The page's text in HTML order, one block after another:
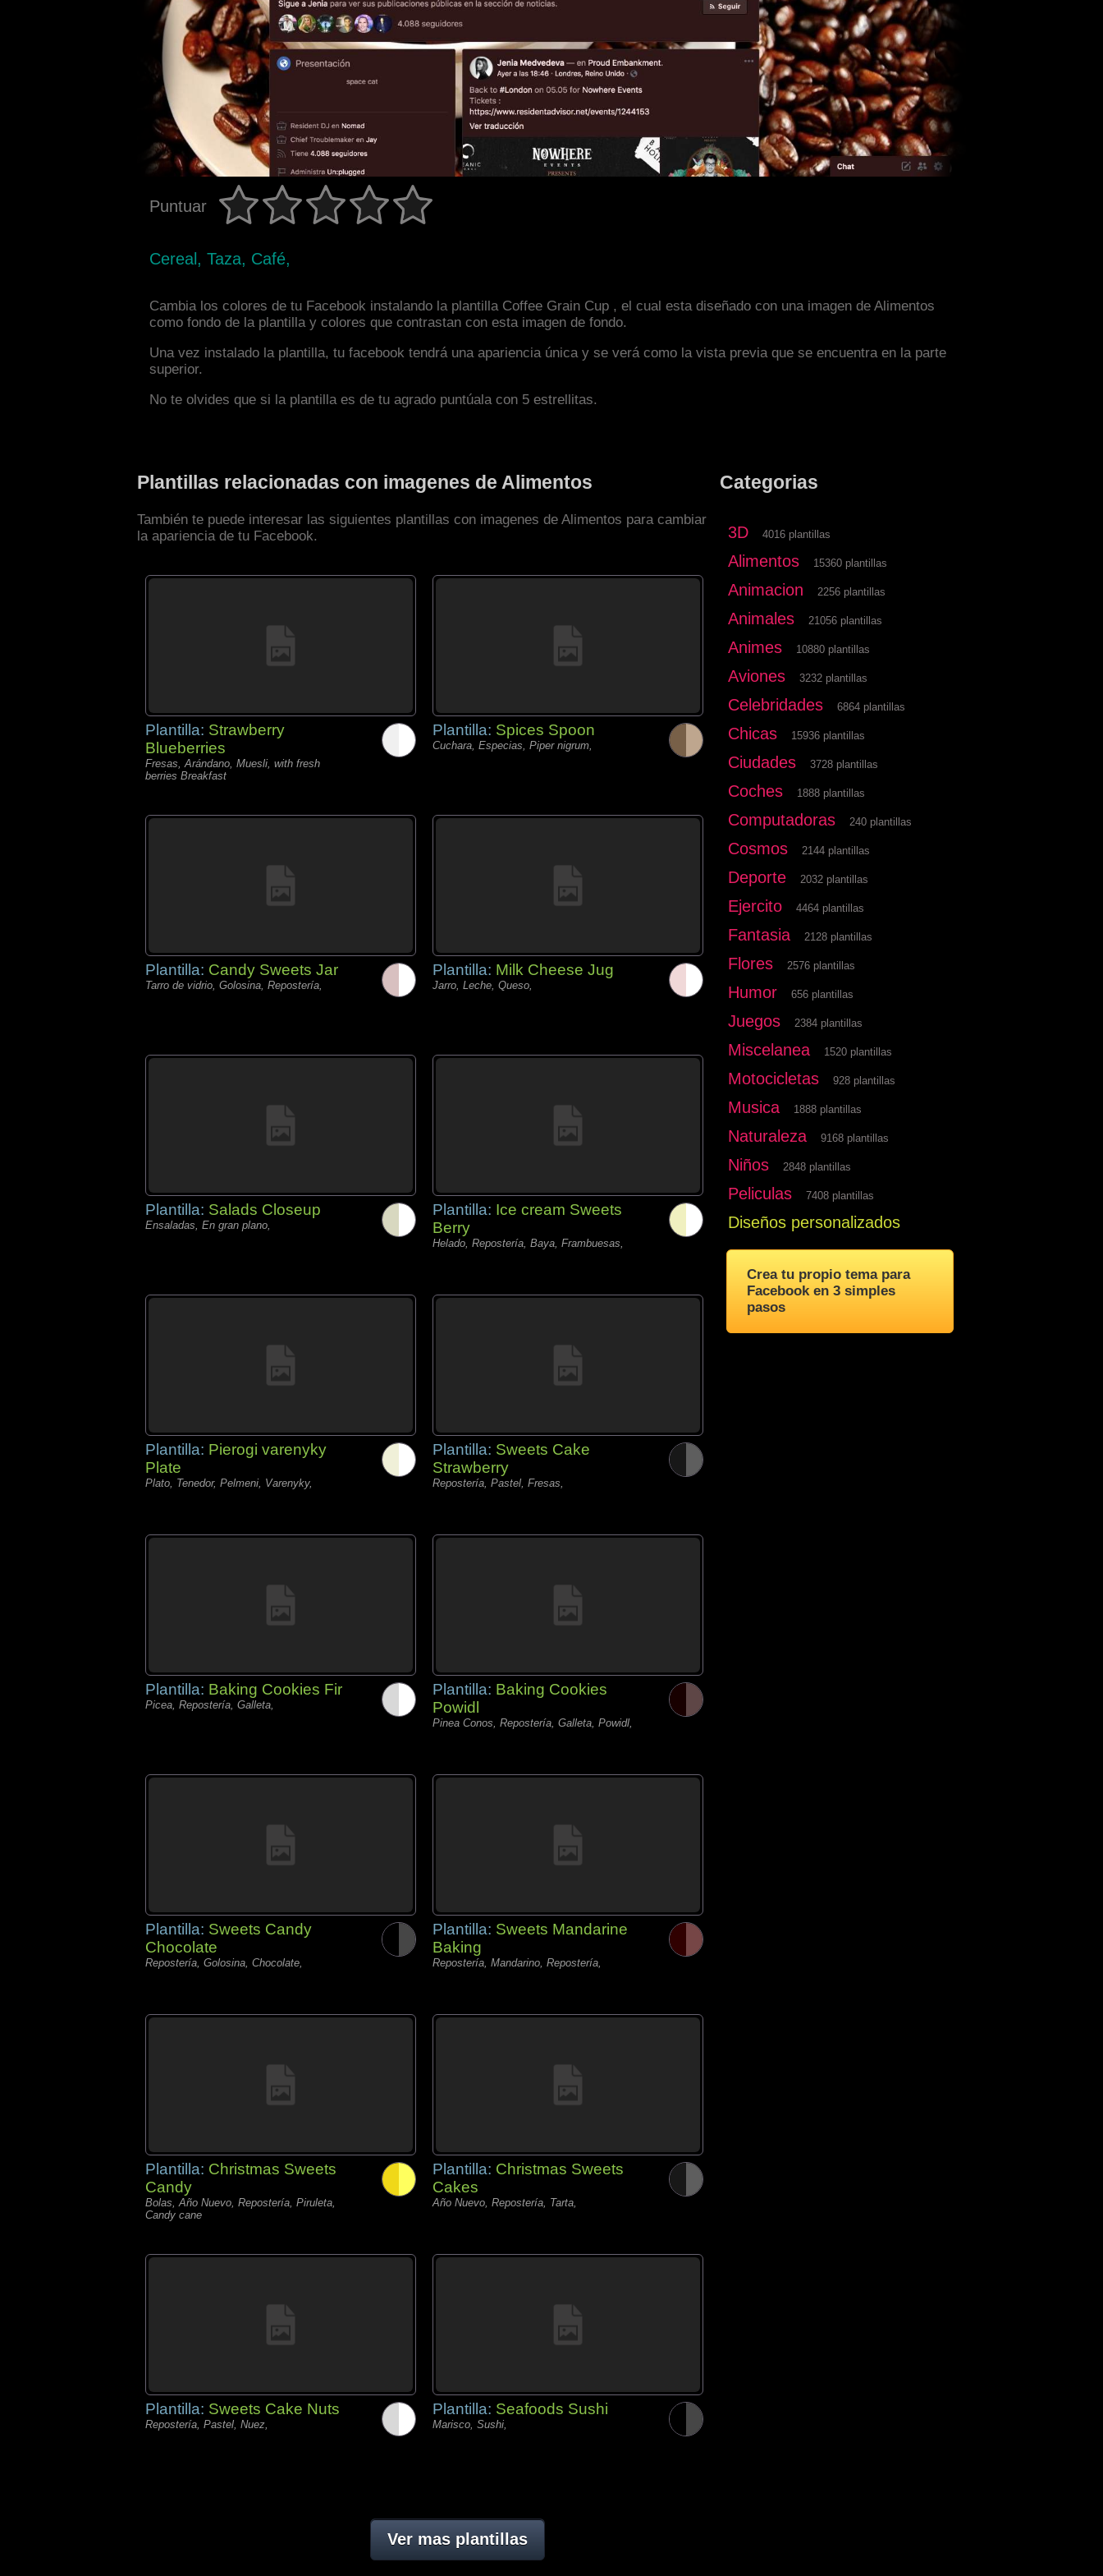
Puntuar
Cereal, Taza, Café,
Cambia los colores de tu Facebook instalando la plantilla Coffee Grain Cup , el cual esta diseñado con una imagen de Alimentos
como fondo de la plantilla y colores que contrastan con esta imagen de fondo.
Una vez instalado la plantilla, tu facebook tendrá una apariencia única y se verá como la vista previa que se encuentra en la parte
superior.
No te olvides que si la plantilla es de tu agrado puntúala con 5 estrellitas.
Plantillas relacionadas con imagenes de Alimentos
También te puede interesar las siguientes plantillas con imagenes de Alimentos para cambiar
la apariencia de tu Facebook.
Plantilla: Strawberry
Blueberries
Fresas, Arándano, Muesli, with fresh
berries Breakfast
Plantilla: Spices Spoon
Cuchara, Especias, Piper nigrum,
Plantilla: Candy Sweets Jar
Tarro de vidrio, Golosina, Repostería,
Plantilla: Milk Cheese Jug
Jarro, Leche, Queso,
Plantilla: Salads Closeup
Ensaladas, En gran plano,
Plantilla: Ice cream Sweets
Berry
Helado, Repostería, Baya, Frambuesas,
Plantilla: Pierogi varenyky
Plate
Plato, Tenedor, Pelmeni, Varenyky,
Plantilla: Sweets Cake
Strawberry
Repostería, Pastel, Fresas,
Plantilla: Baking Cookies Fir
Picea, Repostería, Galleta,
Plantilla: Baking Cookies
Powidl
Pinea Conos, Repostería, Galleta, Powidl,
Plantilla: Sweets Candy
Chocolate
Repostería, Golosina, Chocolate,
Plantilla: Sweets Mandarine
Baking
Repostería, Mandarino, Repostería,
Plantilla: Christmas Sweets
Candy
Bolas, Año Nuevo, Repostería, Piruleta,
Candy cane
Plantilla: Christmas Sweets
Cakes
Año Nuevo, Repostería, Tarta,
Plantilla: Sweets Cake Nuts
Repostería, Pastel, Nuez,
Plantilla: Seafoods Sushi
Marisco, Sushi,
Ver mas plantillas
Categorias
3D 4016 plantillas
Alimentos 15360 plantillas
Animacion 2256 plantillas
Animales 21056 plantillas
Animes 10880 plantillas
Aviones 3232 plantillas
Celebridades 6864 plantillas
Chicas 15936 plantillas
Ciudades 3728 plantillas
Coches 1888 plantillas
Computadoras 240 plantillas
Cosmos 2144 plantillas
Deporte 2032 plantillas
Ejercito 4464 plantillas
Fantasia 2128 plantillas
Flores 2576 plantillas
Humor 656 plantillas
Juegos 2384 plantillas
Miscelanea 1520 plantillas
Motocicletas 928 plantillas
Musica 1888 plantillas
Naturaleza 9168 plantillas
Niños 2848 plantillas
Peliculas 7408 plantillas
Diseños personalizados
Crea tu propio tema para
Facebook en 3 simples
pasos